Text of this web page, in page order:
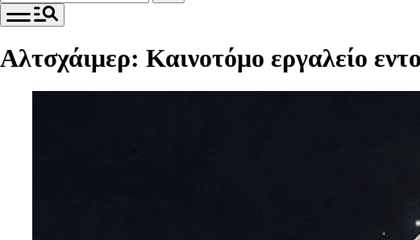
Αλτσχάιμερ: Καινοτόμο εργαλείο